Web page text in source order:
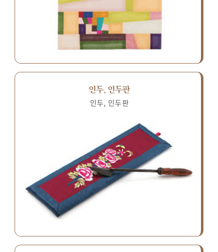
인두, 인두판
인두, 인두판